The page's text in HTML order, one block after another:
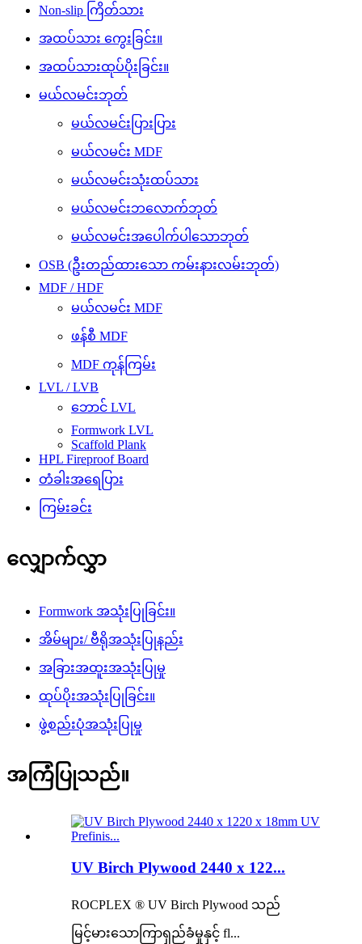
Non-slip ကြိတ်သား
အထပ်သား ကွေးခြင်း။
အထပ်သားထုပ်ပိုးခြင်း။
မယ်လမင်းဘုတ်
မယ်လမင်းပြားပြား
မယ်လမင်း MDF
မယ်လမင်းသုံးထပ်သား
မယ်လမင်းဘလောက်ဘုတ်
မယ်လမင်းအပေါက်ပါသောဘုတ်
OSB (ဦးတည်ထားသော ကမ်းနားလမ်းဘုတ်)
MDF / HDF
မယ်လမင်း MDF
ဖန်စီ MDF
MDF ကုန်ကြမ်း
LVL / LVB
ဘောင် LVL
Formwork LVL
Scaffold Plank
HPL Fireproof Board
တံခါးအရေပြား
ကြမ်းခင်း
လျှောက်လွှာ
Formwork အသုံးပြုခြင်း။
အိမ်များ/ ဗီရိုအသုံးပြုနည်း
အခြားအထူးအသုံးပြုမှု
ထုပ်ပိုးအသုံးပြုခြင်း။
ဖွဲ့စည်းပုံအသုံးပြုမှု
အကြံပြုသည်။
UV Birch Plywood 2440 x 122...
ROCPLEX ® UV Birch Plywood သည်
မြင့်မားသောကြာရှည်ခံမှုနှင့် fl...